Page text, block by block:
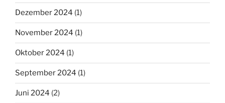
Dezember 2024 (1)
November 2024 (1)
Oktober 2024 (1)
September 2024 (1)
Juni 2024 (2)